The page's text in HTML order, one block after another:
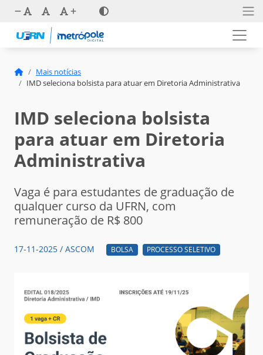
Mais notícias
IMD seleciona bolsista para atuar em Diretoria Administrativa
IMD seleciona bolsista
para atuar em Diretoria
Administrativa
Vaga é para estudantes de graduação de
qualquer curso da UFRN, com
remuneração de R$ 800
17-11-2025 / ASCOM BOLSA PROCESSO SELETIVO